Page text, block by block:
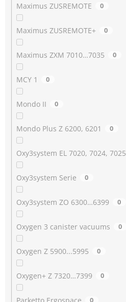
Maximus ZUSREMOTE 0
Maximus ZUSREMOTE+ 0
Maximus ZXM 7010…7035 0
MCY 1 0
Mondo II 0
Mondo Plus Z 6200, 6201 0
Oxy3system EL 7020, 7024, 7025
Oxy3system Serie 0
Oxy3system ZO 6300…6399 0
Oxygen 3 canister vacuums 0
Oxygen Z 5900...5995 0
Oxygen+ Z 7320…7399 0
0